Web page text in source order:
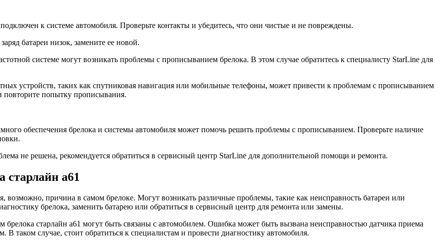
к системе автомобиля. Проверьте контакты и убедитесь, что они чистые и не повреждены.
батареи низок, замените ее новой.
системе могут возникать проблемы с прописыванием брелока. В этом случае обратитесь к специалисту StarLine для
устройств, таких как спутниковая навигация или мобильные телефоны, может привести к проблемам с прописыванием
повторите попытку прописывания.
обеспечения брелока и системы автомобиля может помочь решить проблемы с прописыванием. Проверьте наличие
не решена, рекомендуется обратиться в сервисный центр StarLine для дополнительной помощи и ремонта.
а61
возможно, причина в самом брелоке. Могут возникать различные проблемы, такие как неисправность батареи или
брелока, заменить батарею или обратиться в сервисный центр для ремонта или замены.
старлайн а61 могут быть связаны с автомобилем. Ошибка может быть вызвана неисправностью датчика приема
таком случае, стоит обратиться к специалистам и провести диагностику автомобиля.